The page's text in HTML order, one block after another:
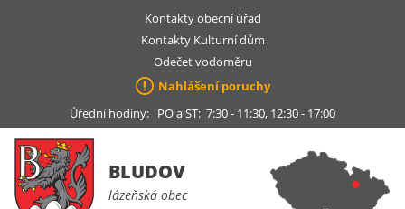
Kontakty obecní úřad
Kontakty Kulturní dům
Odečet vodoměru
Nahlášení poruchy
Úřední hodiny: PO a ST: 7:30 - 11:30, 12:30 - 17:00
BLUDOV
lázeňská obec